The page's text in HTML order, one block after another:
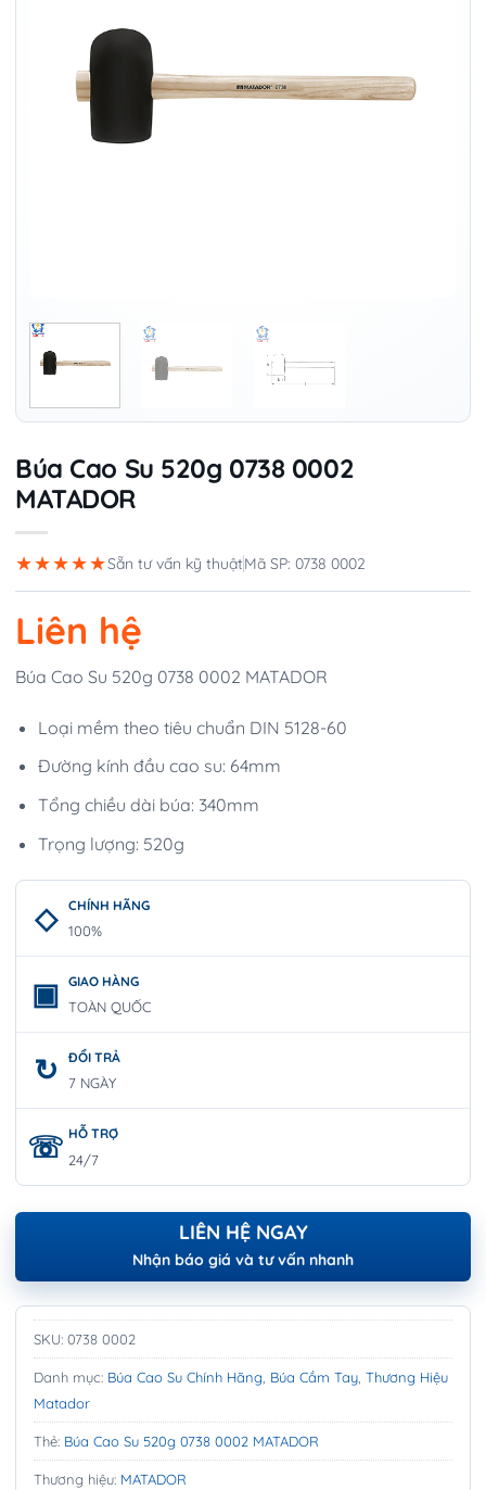
Búa Cao Su 520g 0738 0002
MATADOR
★★★★★Sẵn tư vấn kỹ thuậtMã SP: 0738 0002
Liên hệ
Búa Cao Su 520g 0738 0002 MATADOR
Loại mềm theo tiêu chuẩn DIN 5128-60
Đường kính đầu cao su: 64mm
Tổng chiều dài búa: 340mm
Trọng lượng: 520g
CHÍNH HÃNG
100%
GIAO HÀNG
TOÀN QUỐC
ĐỔI TRẢ
7 NGÀY
HỖ TRỢ
24/7
LIÊN HỆ NGAY
Nhận báo giá và tư vấn nhanh
SKU: 0738 0002
Danh mục: Búa Cao Su Chính Hãng, Búa Cầm Tay, Thương Hiệu
Matador
Thẻ: Búa Cao Su 520g 0738 0002 MATADOR
Thương hiệu: MATADOR